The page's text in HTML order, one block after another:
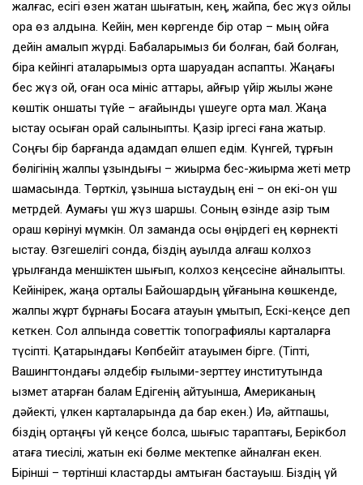
жалғас, есігі өзен жақтан шығатын, кең, жайпақ, бес жүз қойлық
қора өз алдына. Кейін, мен көргенде бір отар – мың қойға
дейін қамалып жүрді. Бабаларымыз би болған, бай болған,
бірақ кейінгі аталарымыз орта шаруадан аспапты. Жаңағы
бес жүз қой, оған қоса мініс аттары, айғыр үйір жылқы және
көштік оншақты түйе – ағайынды үшеуге ортақ мал. Жаңа
қыстау осыған орай салыныпты. Қазір іргесі ғана жатыр.
Соңғы бір барғанда қадамдап өлшеп едім. Күнгей, тұрғын
бөлігінің жалпы ұзындығы – жиырма бес-жиырма жеті метр
шамасында. Төрткіл, ұзыншақ қыстаудың ені – он екі-он үш
метрдей. Аумағы үш жүз шаршы. Соның өзінде қазір тым
қораш көрінуі мүмкін. Ол заманда осы өңірдегі ең көрнекті
қыстау. Өзгешелігі сонда, біздің ауылда алғаш колхоз
құрылғанда меншіктен шығып, колхоз кеңсесіне айналыпты.
Кейінірек, жаңа орталық Байқошқардың құйғанына көшкенде,
жалпы жұрт бұрнағы Босаға атауын ұмытып, Ескі-кеңсе деп
кеткен. Сол қалпында советтік топографиялық карталарға
түсіпті. Қатарындағы Көпбейіт атауымен бірге. (Тіпті,
Вашингтондағы әлдебір ғылыми-зерттеу институтында
қызмет атқарған балам Едігенің айтуынша, Американың
дәйекті, үлкен карталарында да бар екен.) Иә, айтпақшы,
біздің ортаңғы үй кеңсе болса, шығыс тараптағы, Берікбол
атаға тиесілі, жатын екі бөлме мектепке айналған екен.
Бірінші – төртінші кластарды қамтыған бастауыш. Біздің үй